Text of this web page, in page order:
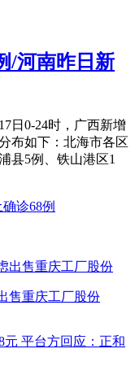
/河南昨日新
日0-24时，广西新增
布如下：北海市各区
县5例、铁山港区1
诊68例
售重庆工厂股份